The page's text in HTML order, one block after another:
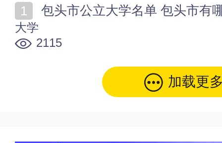
包头市公立大学名单 包头市有
大学
2115
加载更